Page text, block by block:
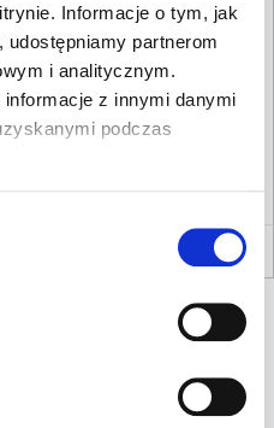
Informacje o tym, jak
partnerom
i analitycznym.
z innymi danymi
podczas